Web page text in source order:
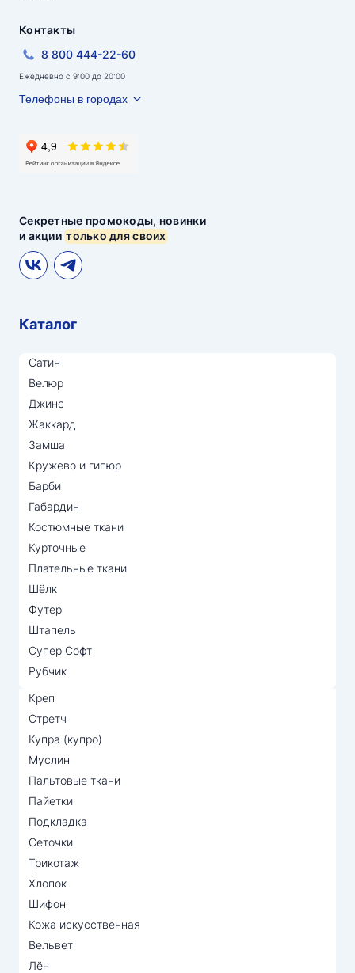
Секретные промокоды, новинки
и акциитолько для своих
Контакты
8 800 444-22-60
Ежедневно с 9:00 до 20:00
Телефоны в городах
Каталог
Сатин
Велюр
Джинс
Жаккард
Замша
Кружево и гипюр
Барби
Габардин
Костюмные ткани
Курточные
Плательные ткани
Шёлк
Футер
Штапель
Супер Софт
Рубчик
Креп
Стретч
Купра (купро)
Муслин
Пальтовые ткани
Пайетки
Подкладка
Сеточки
Трикотаж
Хлопок
Шифон
Кожа искусственная
Вельвет
Лён